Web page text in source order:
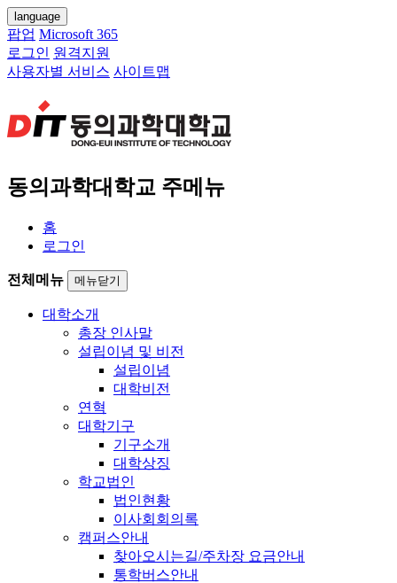
language
팝업 Microsoft 365
로그인 원격지원
사용자별 서비스 사이트맵
동의과학대학교 주메뉴
홈
로그인
전체메뉴 메뉴닫기
대학소개
총장 인사말
설립이념 및 비전
설립이념
대학비전
연혁
대학기구
기구소개
대학상징
학교법인
법인현황
이사회회의록
캠퍼스안내
찾아오시는길/주차장 요금안내
통학버스안내